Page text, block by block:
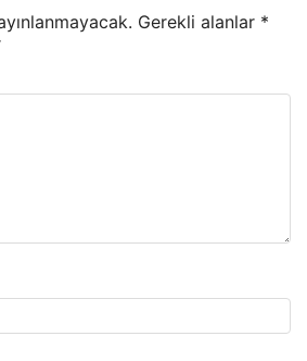
Gerekli alanlar *